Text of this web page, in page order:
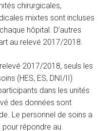
chirurgicales,
mixtes sont incluses
hôpital. D’autres
au relevé 2017/2018.
2017/2018, seuls les
(HES, ES, DNI/II)
dans les unités
des données sont
Le personnel de soins a
pour répondre au